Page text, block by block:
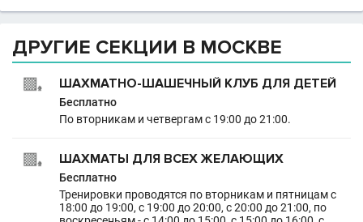
ДРУГИЕ СЕКЦИИ В МОСКВЕ
ШАХМАТНО-ШАШЕЧНЫЙ КЛУБ ДЛЯ ДЕТЕЙ
Бесплатно
По вторникам и четвергам с 19:00 до 21:00.
ШАХМАТЫ ДЛЯ ВСЕХ ЖЕЛАЮЩИХ
Бесплатно
Тренировки проводятся по вторникам и пятницам с
18:00 до 19:00, с 19:00 до 20:00, с 20:00 до 21:00, по